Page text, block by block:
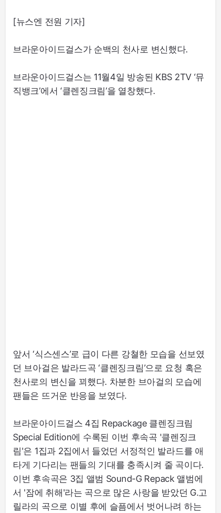
[뉴스엔 전원 기자]
브라운아이드걸스가 순백의 천사로 변신했다.
브라운아이드걸스는 11월4일 방송된 KBS 2TV ‘뮤
직뱅크’에서 ‘클렌징크림’을 열창했다.
앞서 ‘식스센스’로 급이 다른 강쳘한 모습을 선보였
던 브아걸은 발라드곡 ‘클렌징크림’으로 요청 혹은
천사로의 변신을 꾀했다. 차분한 브아걸의 모습에
팬들은 뜨거운 반응을 보였다.
브라운아이드걸스 4집 Repackage 클렌징크림
Special Edition에 수록된 이번 후속곡 '클렌징크
림'은 1집과 2집에서 들었던 서정적인 발라드를 애
타게 기다리는 팬들의 기대를 충족시켜 줄 곡이다.
이번 후속곡은 3집 앨범 Sound-G Repack 앨범에
서 '잠에 취해'라는 곡으로 많은 사랑을 받았던 G.고
릴라의 곡으로 이별 후에 슬픔에서 벗어나려 하는